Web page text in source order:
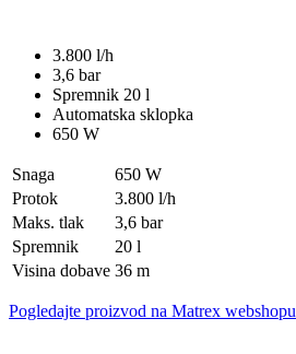
3.800 l/h
3,6 bar
Spremnik 20 l
Automatska sklopka
650 W
Snaga
650 W
Protok
3.800 l/h
Maks. tlak
3,6 bar
Spremnik
20 l
Visina dobave 36 m
Pogledajte proizvod na Matrex webshopu